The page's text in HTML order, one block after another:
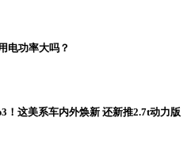
电功率大吗？
！这美系车内外焕新 还新推2.7t动力版